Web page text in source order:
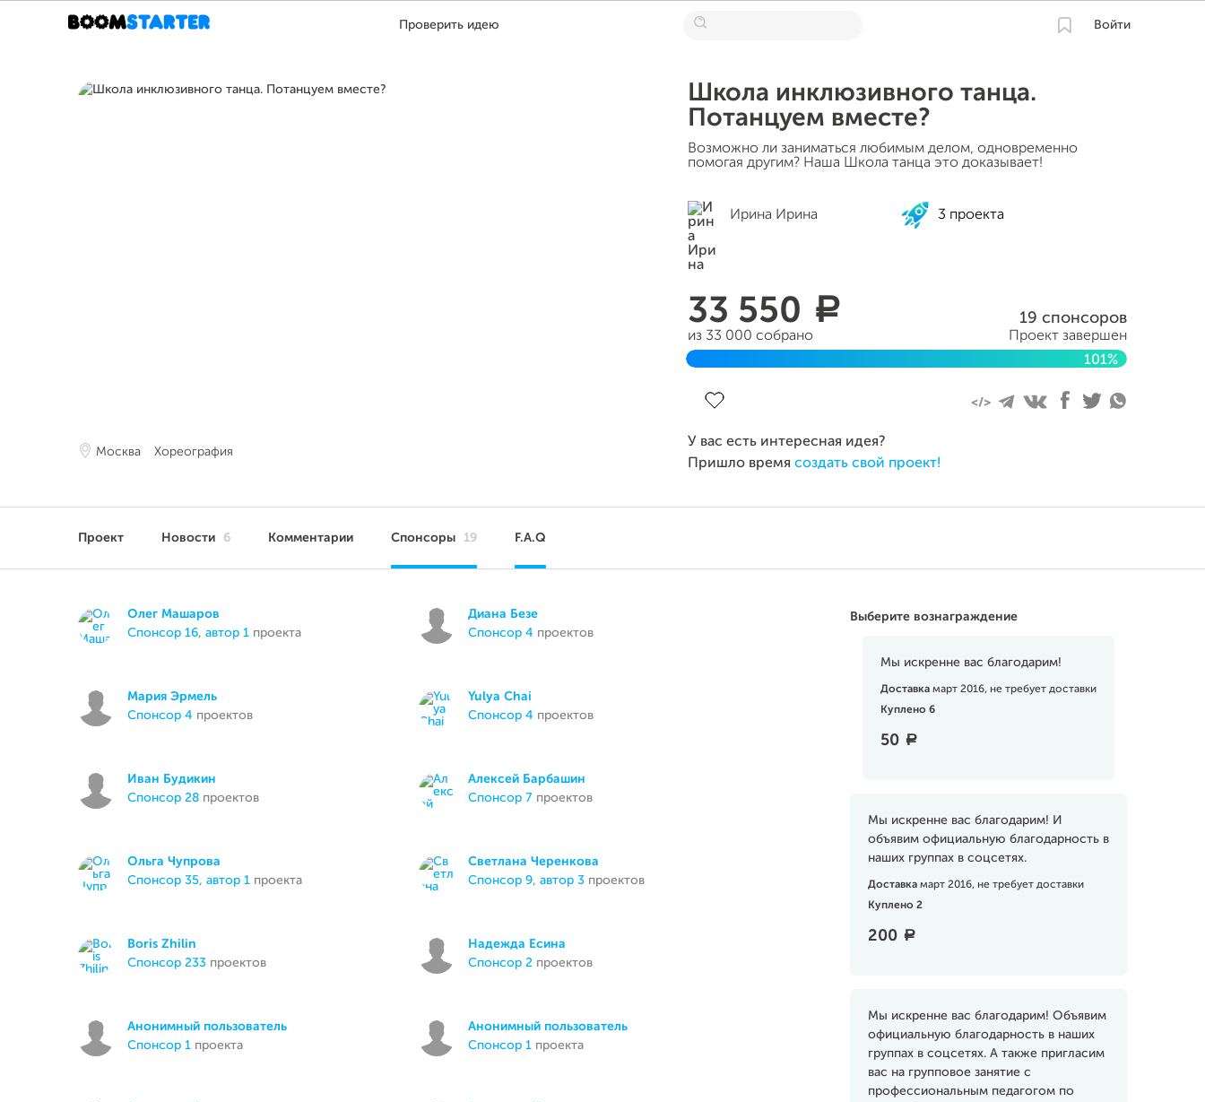
Проверить идею Войти
Москва Хореография
Школа инклюзивного танца.
Потанцуем вместе?
Возможно ли заниматься любимым делом, одновременно
помогая другим? Наша Школа танца это доказывает!
Ирина Ирина 3 проекта
33 550 a
из 33 000 собрано
19 спонсоров
Проект завершен
101%
У вас есть интересная идея?
Пришло время создать свой проект!
Проект Новости 6 Комментарии Спонсоры 19 F.A.Q
Выберите вознаграждение
Мы искренне вас благодарим!
Доставка март 2016, не требует доставки
Куплено 6
50 a
Мы искренне вас благодарим! И
объявим официальную благодарность в
наших группах в соцсетях.
Доставка март 2016, не требует доставки
Куплено 2
200 a
Мы искренне вас благодарим! Объявим
официальную благодарность в наших
группах в соцсетях. А также пригласим
вас на групповое занятие с
профессиональным педагогом по
Олег Машаров
спонсор 16, автор 1 проекта
Диана Безе
спонсор 4 проектов
Мария Эрмель
спонсор 4 проектов
Yulya Chai
спонсор 4 проектов
Иван Будикин
спонсор 28 проектов
Алексей Барбашин
спонсор 7 проектов
Ольга Чупрова
спонсор 35, автор 1 проекта
Светлана Черенкова
спонсор 9,автор 3 проектов
Boris Zhilin
спонсор 233 проектов
Надежда Есина
спонсор 2 проектов
Анонимный пользователь
спонсор 1 проекта
Анонимный пользователь
спонсор 1 проекта